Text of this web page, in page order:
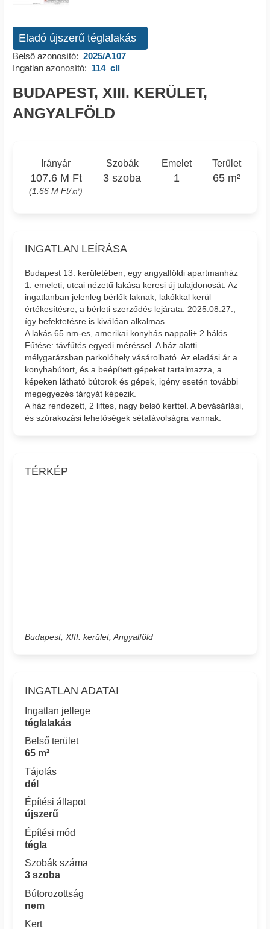
Eladó újszerű téglalakás
Belső azonosító: 2025/A107
Ingatlan azonosító: 114_cll
BUDAPEST, XIII. KERÜLET,
ANGYALFÖLD
Irányár
107.6 M Ft
(1.66 M Ft/㎡)
Szobák
3 szoba
Emelet
1
Terület
65 m²
INGATLAN LEÍRÁSA
Budapest 13. kerületében, egy angyalföldi apartmanház
1. emeleti, utcai nézetű lakása keresi új tulajdonosát. Az
ingatlanban jelenleg bérlők laknak, lakókkal kerül
értékesítésre, a bérleti szerződés lejárata: 2025.08.27.,
így befektetésre is kiválóan alkalmas.
A lakás 65 nm-es, amerikai konyhás nappali+ 2 hálós.
Fűtése: távfűtés egyedi méréssel. A ház alatti
mélygarázsban parkolóhely vásárolható. Az eladási ár a
konyhabútort, és a beépített gépeket tartalmazza, a
képeken látható bútorok és gépek, igény esetén további
megegyezés tárgyát képezik.
A ház rendezett, 2 liftes, nagy belső kerttel. A bevásárlási,
és szórakozási lehetőségek sétatávolságra vannak.
TÉRKÉP
Budapest, XIII. kerület, Angyalföld
INGATLAN ADATAI
Ingatlan jellege
téglalakás
Belső terület
65 m²
Tájolás
dél
Építési állapot
újszerű
Építési mód
tégla
Szobák száma
3 szoba
Bútorozottság
nem
Kert